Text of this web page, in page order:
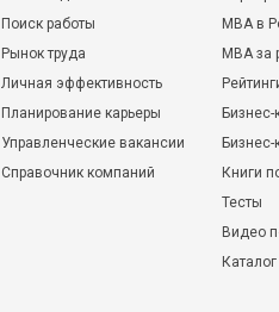
Поиск работы
Рынок труда
Личная эффективность
Планирование карьеры
Управленческие вакансии
Справочник компаний
MBA в
MBA
Бизнес-
Книги
Тесты
Видео